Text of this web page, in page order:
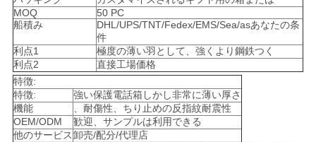
ス
ケ
ー
ス
MOQ
50 PC
船積み
DHL/UPS/TNT/Fedex/EMS/Sea/asあなたの条
件
利点1
極度の薄い羽として、強くより鋼鉄つく
利点2
直接工場価格
特徴:
特徴:
強い保護電話箱しかし非常に薄い厚さ
機能
、耐傷性、ちり止めの反指紋耐震性
OEM/ODM
歓迎、サンプルは利用できる
他のサービス卸売/配分/代理店